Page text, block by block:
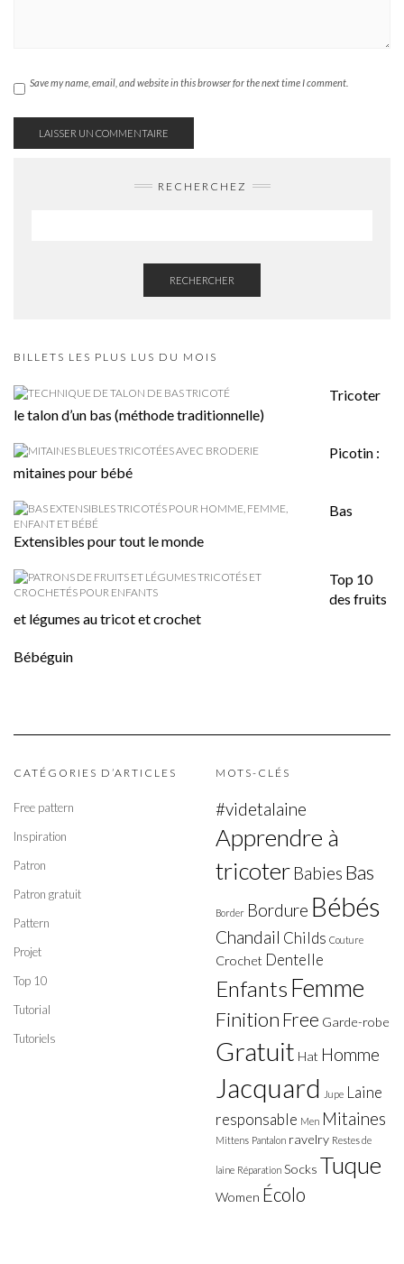
Save my name, email, and website in this browser for the next time I comment.
RECHERCHEZ
RECHERCHER
BILLETS LES PLUS LUS DU MOIS
Tricoter
le talon d’un bas (méthode traditionnelle)
Picotin :
mitaines pour bébé
Bas
Extensibles pour tout le monde
Top 10
des fruits
et légumes au tricot et crochet
Bébéguin
CATÉGORIES D’ARTICLES
Free pattern
Inspiration
Patron
Patron gratuit
Pattern
Projet
Top 10
Tutorial
Tutoriels
MOTS-CLÉS
#videtalaine
Apprendre à
tricoter Babies Bas
Border Bordure Bébés
Chandail Childs Couture
Crochet Dentelle
Enfants Femme
Finition Free Garde-robe
Gratuit Hat Homme
Jacquard Jupe Laine
responsable Men Mitaines
Mittens Pantalon ravelry Restes de
laine Réparation Socks Tuque
Women Écolo